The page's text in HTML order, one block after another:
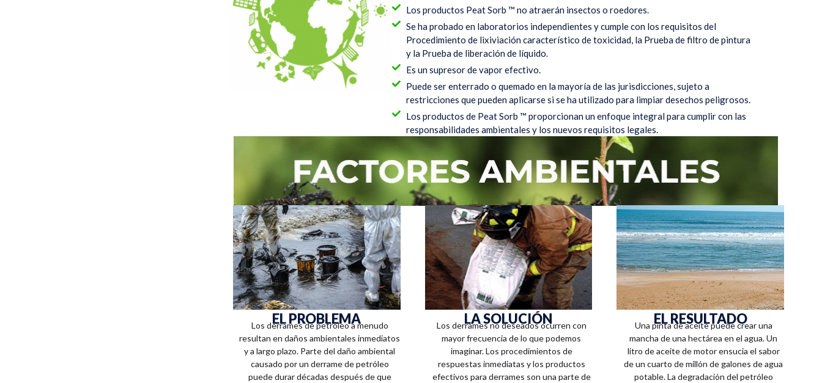
Los productos Peat Sorb ™ no atraerán insectos o roedores.
Se ha probado en laboratorios independientes y cumple con los requisitos del
Procedimiento de lixiviación característico de toxicidad, la Prueba de filtro de pintura
y la Prueba de liberación de líquido.
Es un supresor de vapor efectivo.
Puede ser enterrado o quemado en la mayoría de las jurisdicciones, sujeto a
restricciones que pueden aplicarse si se ha utilizado para limpiar desechos peligrosos.
Los productos de Peat Sorb ™ proporcionan un enfoque integral para cumplir con las
responsabilidades ambientales y los nuevos requisitos legales.
EL PROBLEMA
Los derrames de petróleo a menudo
resultan en daños ambientales inmediatos
y a largo plazo. Parte del daño ambiental
causado por un derrame de petróleo
puede durar décadas después de que
LA SOLUCIÓN
Los derrames no deseados ocurren con
mayor frecuencia de lo que podemos
imaginar. Los procedimientos de
respuestas inmediatas y los productos
efectivos para derrames son una parte de
EL RESULTADO
Una pinta de aceite puede crear una
mancha de una hectárea en el agua. Un
litro de aceite de motor ensucia el sabor
de un cuarto de millón de galones de agua
potable. La degradación del petróleo